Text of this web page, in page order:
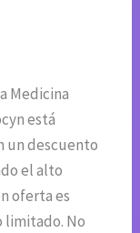
Medicina
está
un descuento
el alto
oferta es
limitado. No